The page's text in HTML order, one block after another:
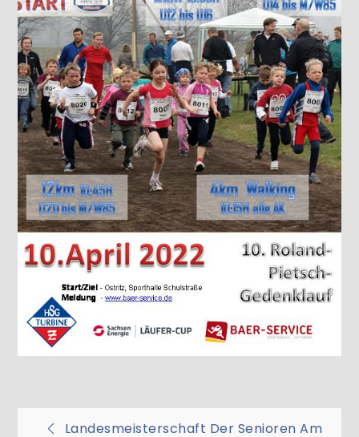
Landesmeisterschaft Der Senioren Am